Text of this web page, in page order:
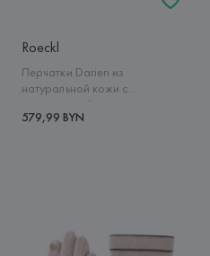
Roeckl
Перчатки Darien из
натуральной кожи с
579,99 BYN